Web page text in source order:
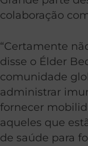
colaboração
“Certamente
disse o Élder
comunidade
administrar
fornecer
aqueles que
de saúde para